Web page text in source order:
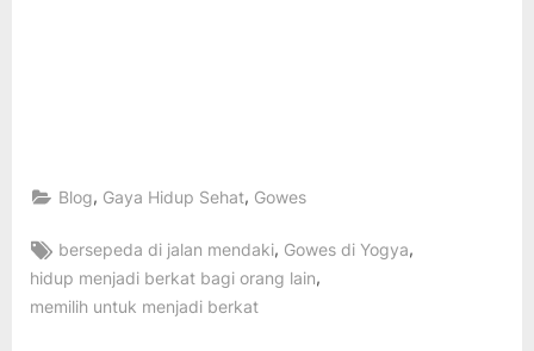
Blog, Gaya Hidup Sehat, Gowes
Tags:
bersepeda di jalan mendaki, Gowes di Yogya,
hidup menjadi berkat bagi orang lain,
memilih untuk menjadi berkat